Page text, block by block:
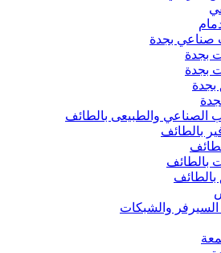
بجدة
بجدة
بجدة
الصناعي والطبيعى بالطائف
بالطائف
بالطائف
السيرفر والشبكات